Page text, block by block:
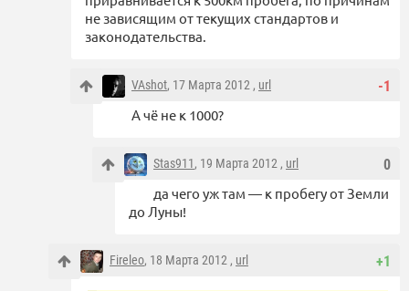
не зависящим от текущих стандартов и
законодательства.
-1
VAshot, 17 Марта 2012 , url
А чё не к 1000?
0
Stas911, 19 Марта 2012 , url
да чего уж там — к пробегу от Земли
до Луны!
+1
Fireleo, 18 Марта 2012 , url